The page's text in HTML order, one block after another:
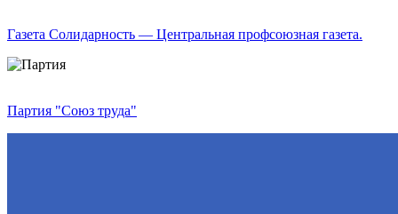
Газета Солидарность — Центральная профсоюзная газета.
Партия "Союз труда"